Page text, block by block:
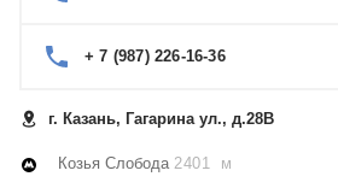
+ 7 (987) 226-16-36
г. Казань, Гагарина ул., д.28В
Козья Слобода2401 м